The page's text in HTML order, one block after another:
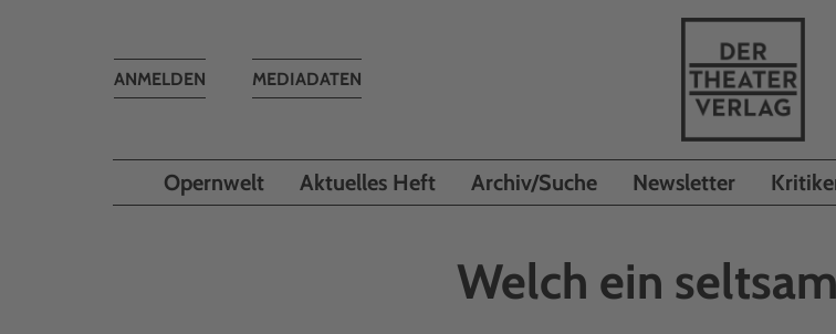
MEDIADATEN
Toggle
ANMELDEN
Opernwelt Aktuelles Heft Archiv/Suche Newsletter
Welch ein